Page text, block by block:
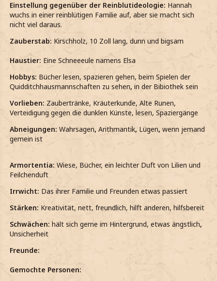
Einstellung gegenüber der Reinblutideologie: Hannah
wuchs in einer reinblütigen Familie auf, aber sie macht sich
nicht viel daraus.
Zauberstab: Kirschholz, 10 Zoll lang, dunn und bigsam
Haustier: Eine Schneeeule namens Elsa
Hobbys: Bücher lesen, spazieren gehen, beim Spielen der
Quidditchhausmannschaften zu sehen, in der Bibiothek sein
Vorlieben: Zaubertränke, Kräuterkunde, Alte Runen,
Verteidigung gegen die dunklen Künste, lesen, Spaziergänge
Abneigungen: Wahrsagen, Arithmantik, Lügen, wenn jemand
gemein ist
Armortentia: Wiese, Bücher, ein leichter Duft von Lilien und
Feilchenduft
Irrwicht: Das ihrer Familie und Freunden etwas passiert
Stärken: Kreativität, nett, freundlich, hilft anderen, hilfsbereit
Schwächen: hält sich gerne im Hintergrund, etwas ängstlich,
Unsicherheit
Freunde:
Gemochte Personen: